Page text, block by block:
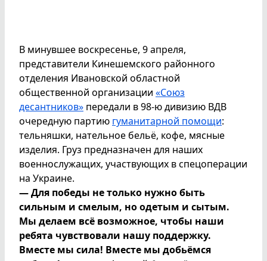
В минувшее воскресенье, 9 апреля,
представители Кинешемского районного
отделения Ивановской областной
общественной организации «Союз
десантников» передали в 98-ю дивизию ВДВ
очередную партию гуманитарной помощи:
тельняшки, нательное бельё, кофе, мясные
изделия. Груз предназначен для наших
военнослужащих, участвующих в спецоперации
на Украине.
— Для победы не только нужно быть
сильным и смелым, но одетым и сытым.
Мы делаем всё возможное, чтобы наши
ребята чувствовали нашу поддержку.
Вместе мы сила! Вместе мы добьёмся